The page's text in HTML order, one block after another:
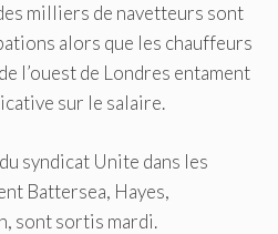
milliers de navetteurs sont
alors que les chauffeurs
l’ouest de Londres entament
sur le salaire.
syndicat Unite dans les
Battersea, Hayes,
sont sortis mardi.